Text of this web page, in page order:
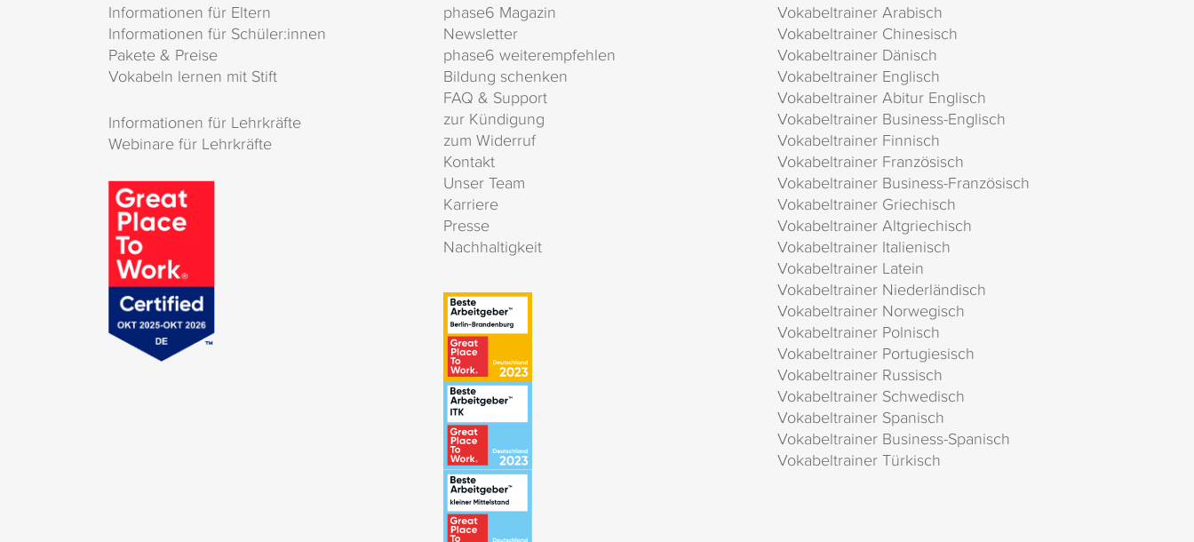
Informationen für Eltern
Informationen für Schüler:innen
Pakete & Preise
Vokabeln lernen mit Stift
Informationen für Lehrkräfte
Webinare für Lehrkräfte
phase6 Magazin
Newsletter
phase6 weiterempfehlen
Bildung schenken
FAQ & Support
zur Kündigung
zum Widerruf
Kontakt
Unser Team
Karriere
Presse
Nachhaltigkeit
Vokabeltrainer Arabisch
Vokabeltrainer Chinesisch
Vokabeltrainer Dänisch
Vokabeltrainer Englisch
Vokabeltrainer Abitur Englisch
Vokabeltrainer Business-Englisch
Vokabeltrainer Finnisch
Vokabeltrainer Französisch
Vokabeltrainer Business-Französisch
Vokabeltrainer Griechisch
Vokabeltrainer Altgriechisch
Vokabeltrainer Italienisch
Vokabeltrainer Latein
Vokabeltrainer Niederländisch
Vokabeltrainer Norwegisch
Vokabeltrainer Polnisch
Vokabeltrainer Portugiesisch
Vokabeltrainer Russisch
Vokabeltrainer Schwedisch
Vokabeltrainer Spanisch
Vokabeltrainer Business-Spanisch
Vokabeltrainer Türkisch